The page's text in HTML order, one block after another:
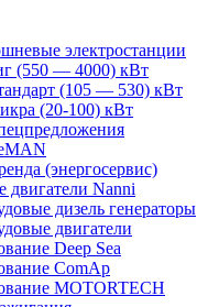
электростанции
(550 — 4000) кВт
(105 — 530) кВт
(20-100) кВт
(энергосервис)
двигатели Nanni
дизель генераторы
двигатели
Deep Sea
ComAp
MOTORTECH